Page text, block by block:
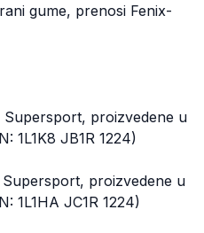
gume, prenosi Fenix-
Supersport, proizvedene u
1L1K8 JB1R 1224)
Supersport, proizvedene u
1L1HA JC1R 1224)